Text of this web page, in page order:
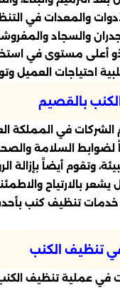
والمعدات في
والسجاد
مستوى في
احتياجات العميل
بالقصيم
في المملكة
السلامة والصحة
وتقوم أيضاً بإزالة
بالارتياح
تنظيف كنب بأحدث
تنظيف الكنب
في عملية تنظيف